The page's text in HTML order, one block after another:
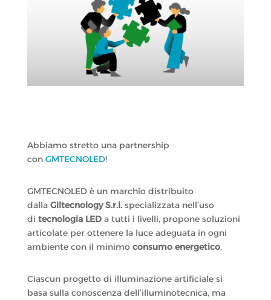
Abbiamo stretto una partnership
con GMTECNOLED!
GMTECNOLED è un marchio distribuito
dalla Giltecnology S.r.l. specializzata nell’uso
di tecnologia LED a tutti i livelli, propone soluzioni
articolate per ottenere la luce adeguata in ogni
ambiente con il minimo consumo energetico.
Ciascun progetto di illuminazione artificiale si
basa sulla conoscenza dell’illuminotecnica, ma